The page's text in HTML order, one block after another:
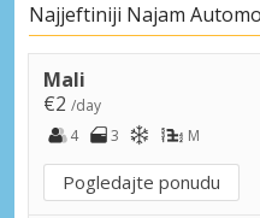
Najjeftiniji Najam
Mali
€2 /day
4
3 M
Pogledajte ponudu